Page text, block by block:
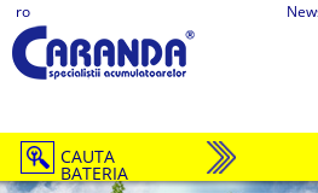
ro
CAUTA
BATERIA